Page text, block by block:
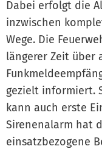
Dabei erfolgt die
inzwischen
Wege. Die
längerer Zeit über
gezielt informiert.
kann auch erste
Sirenenalarm hat
einsatzbezogene